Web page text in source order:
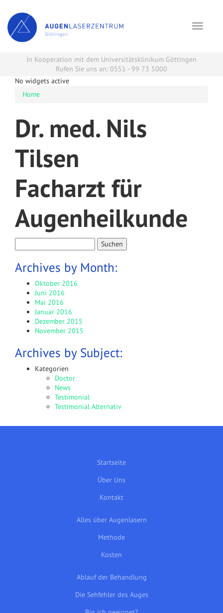
Toggle
In Kooperation mit dem Universitätsklinikum Göttingen
Rufen Sie uns an: 0551 - 99 73 5000
No widgets active
Home
Dr. med. Nils
Tilsen
Facharzt für
Augenheilkunde
nach:
Archives by Month:
Oktober 2016
Juni 2016
Mai 2016
Januar 2016
Dezember 2015
November 2015
Archives by Subject:
Kategorien
Doctor
News
Testimonial
Testimonial Alternativ
Startseite
Über Uns
Kontakt
Alles über Augenlasern
Methode
Kosten
Ablauf der Behandlung
Die Sehfehler des Auges